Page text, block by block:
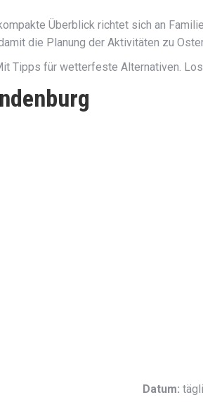
Überblick richtet sich an
die Planung der Aktivitäten zu
Tipps für wetterfeste Alternativen. Los
Datum: